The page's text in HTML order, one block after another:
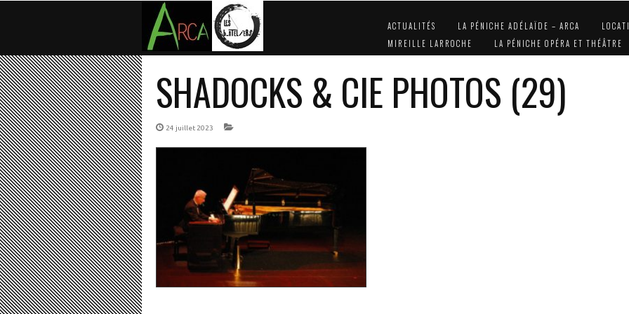
ACTUALITÉS LA PÉNICHE ADÉLAÏDE – ARCA
MIREILLE LARROCHE
LA PÉNICHE OPÉRA ET THÉÂTRE
SHADOCKS & CIE PHOTOS (29)
24 juillet 2023